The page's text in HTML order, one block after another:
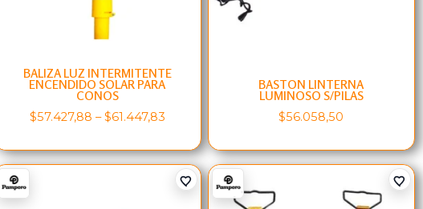
BALIZA LUZ INTERMITENTE
ENCENDIDO SOLAR PARA
CONOS
$57.427,88 – $61.447,83
BASTON LINTERNA
LUMINOSO S/PILAS
$56.058,50